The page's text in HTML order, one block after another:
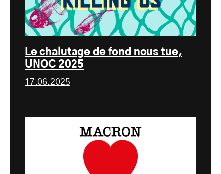
Le chalutage de fond nous tue,
UNOC 2025
17.06.2025